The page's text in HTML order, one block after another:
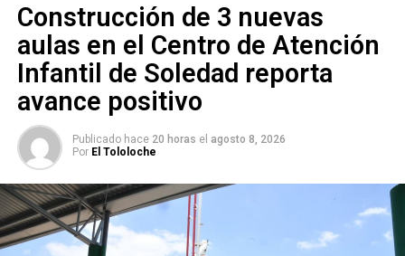
Construcción de 3 nuevas
aulas en el Centro de Atención
Infantil de Soledad reporta
avance positivo
Publicado hace 20 horas el agosto 8, 2026
Por El Tololoche